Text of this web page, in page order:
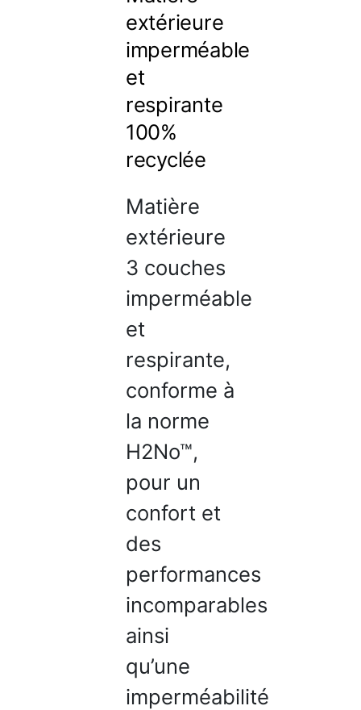
extérieure
imperméable
et
respirante
100%
recyclée
Matière
extérieure
3 couches
imperméable
et
respirante,
conforme à
la norme
H2No™,
pour un
confort et
des
performances
incomparables
ainsi
qu’une
imperméabilité